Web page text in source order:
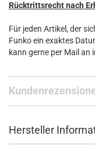
Rücktrittsrecht nach
Für jeden Artikel, der
Funko ein exaktes
kann gerne per Mail
Hersteller